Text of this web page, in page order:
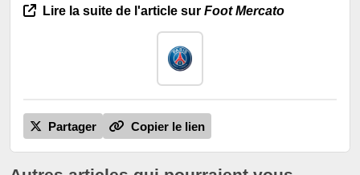
Lire la suite de l'article sur Foot Mercato
Partager Copier le lien